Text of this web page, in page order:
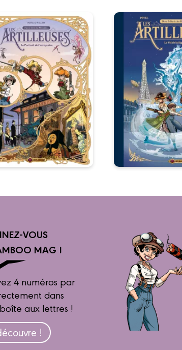
VOUS
MAG !
4 numéros par
dans
aux lettres !
!